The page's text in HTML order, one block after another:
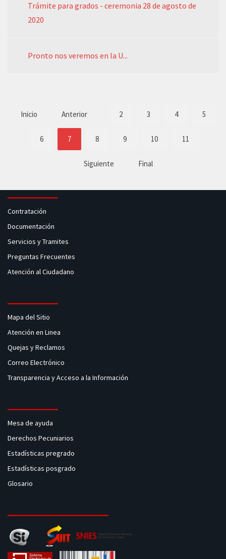
Trámite para grados - ceremonia 28 de agosto de
2020
Pronto nos veremos en la U...
Inicio Anterior 2 3 4 5
6 7 8 9 10 11
Siguiente Final
Contratación
Documentación
Servicios y Tramites
Preguntas Frecuentes
Atención al Ciudadano
Mapa del Sitio
Atención en Linea
Quejas y Reclamos
Correo Electrónico
Transparencia y Acceso a la Información
Mesa de ayuda
Derechos Pecuniarios
Estadísticas pregrado
Estadísticas posgrado
Glosario